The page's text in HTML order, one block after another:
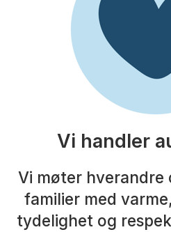
Vi handler
Vi møter hverandre
familier med
tydelighet og